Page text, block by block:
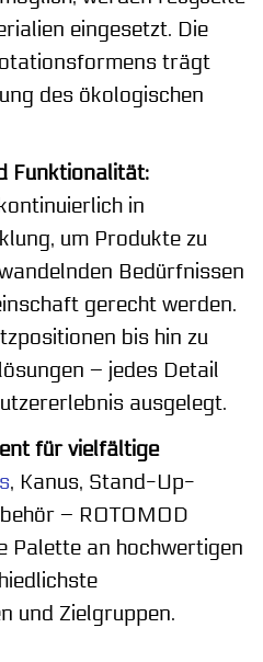
eingesetzt. Die
trägt
des ökologischen
Funktionalität:
in
um Produkte zu
Bedürfnissen
gerecht werden.
bis hin zu
– jedes Detail
ausgelegt.
für vielfältige
, Kanus, Stand-Up-
– ROTOMOD
Palette an hochwertigen
und Zielgruppen.